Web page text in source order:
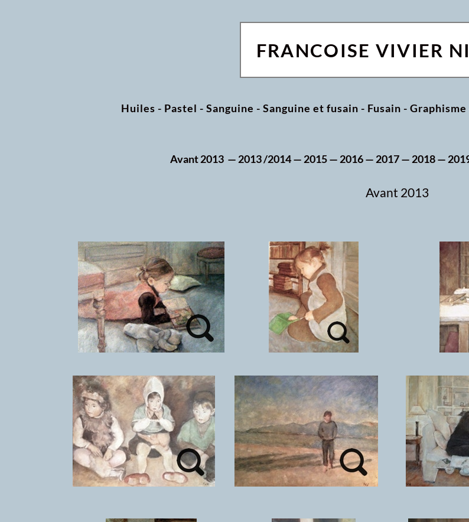
FRANCOISE VIVIER
Huiles - Pastel - Sanguine - Sanguine et fusain - Fusain - Graphisme
Avant 2013 — 2013 /2014— 2015— 2016— 2017— 2018—
Avant 2013